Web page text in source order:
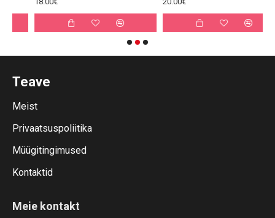
Teave
Meist
Privaatsuspoliitika
Müügitingimused
Kontaktid
Meie kontakt